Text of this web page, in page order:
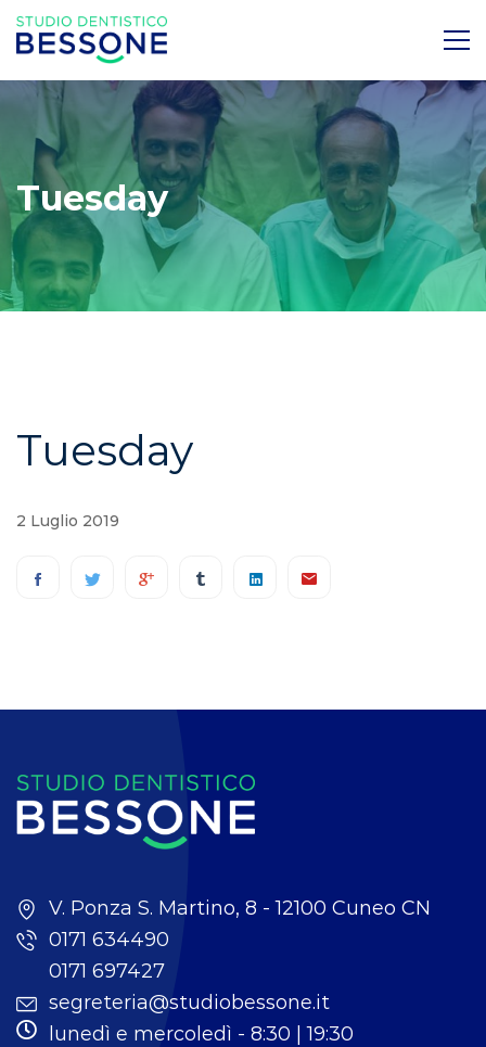
Tuesday
Tuesday
Tuesday
2 Luglio 2019
V. Ponza S. Martino, 8 - 12100 Cuneo CN
0171 634490
0171 697427
segreteria@studiobessone.it
lunedì e mercoledì - 8:30 | 19:30